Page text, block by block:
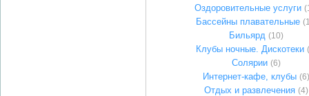
Оздоровительные услуги
Бассейны плавательные
Бильярд (10)
Клубы ночные. Дискотеки
Солярии (6)
Интернет-кафе, клубы (6)
Отдых и развлечения (4)